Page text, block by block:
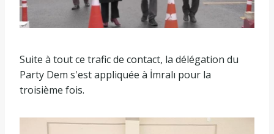
Suite à tout ce trafic de contact, la délégation du
Party Dem s'est appliquée à İmralı pour la
troisième fois.